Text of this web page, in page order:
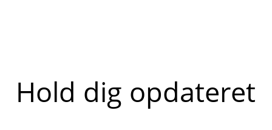
Hold dig opdateret